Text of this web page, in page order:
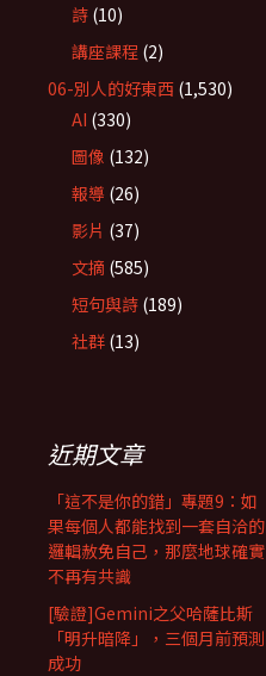
詩 (10)
講座課程 (2)
06-別人的好東西 (1,530)
AI (330)
圖像 (132)
報導 (26)
影片 (37)
文摘 (585)
短句與詩 (189)
社群 (13)
近期文章
「這不是你的錯」專題9：如
果每個人都能找到一套自洽的
邏輯赦免自己，那麼地球確實
不再有共識
[驗證]Gemini之父哈薩比斯
「明升暗降」，三個月前預測
成功